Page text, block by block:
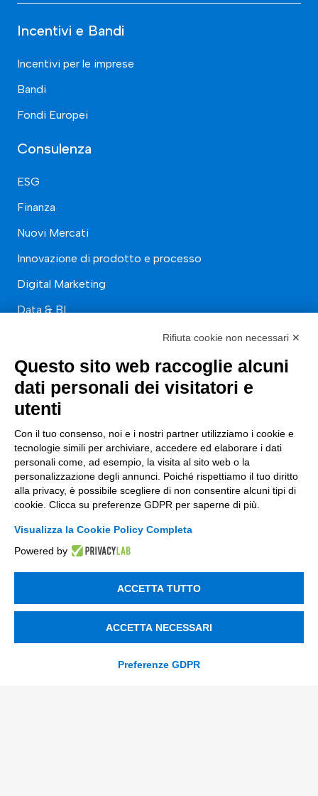
Incentivi e Bandi
Incentivi per le imprese
Bandi
Fondi Europei
Consulenza
ESG
Finanza
Nuovi Mercati
Innovazione di prodotto e processo
Digital Marketing
Data & BI
Compliance Normativa Integrata
Soluzioni Digitali
Smart Factory
Supply Chain
Soluzioni Custom
Soluzioni AI
Compliance
Rifiuta cookie non necessari ✕
Questo sito web raccoglie alcuni
dati personali dei visitatori e
utenti
Con il tuo consenso, noi e i nostri partner utilizziamo i cookie e
tecnologie simili per archiviare, accedere ed elaborare i dati
personali come, ad esempio, la visita al sito web o la
personalizzazione degli annunci. Poiché rispettiamo il tuo diritto
alla privacy, è possibile scegliere di non consentire alcuni tipi di
cookie. Clicca su preferenze GDPR per saperne di più.
Visualizza la Cookie Policy Completa
Powered by
ACCETTA TUTTO
ACCETTA NECESSARI
Preferenze GDPR